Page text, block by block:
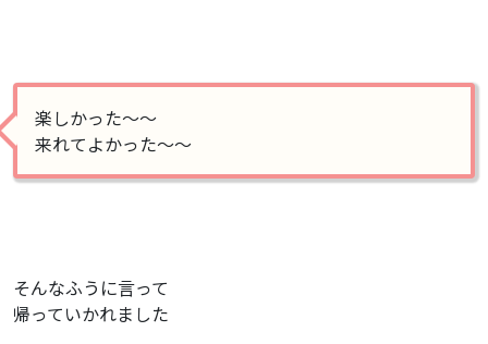
楽しかった〜〜
来れてよかった〜〜
そんなふうに言って
帰っていかれました